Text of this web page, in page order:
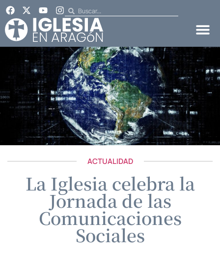
ACTUALIDAD
La Iglesia celebra la
Jornada de las
Comunicaciones
Sociales